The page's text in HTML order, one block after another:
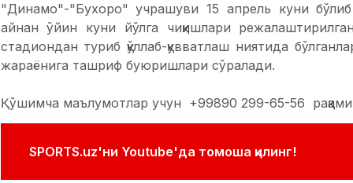
"Динамо"-"Бухоро" учрашуви 15 апрель куни
айнан ўйин куни йўлга чиқишлари
стадиондан туриб қўллаб-қувватлаш ниятида
жараёнига ташриф буюришлари сўралади.
Қўшимча маълумотлар учун +99890 299-65-56
SPORTS.uz'ни Youtube'да томоша қилинг!